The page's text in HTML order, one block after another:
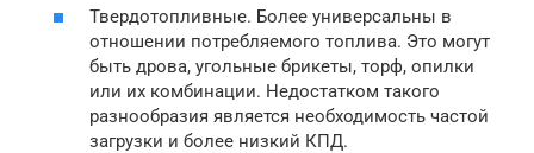
Твердотопливные. Более универсальны в
отношении потребляемого топлива. Это могут
быть дрова, угольные брикеты, торф, опилки
или их комбинации. Недостатком такого
разнообразия является необходимость частой
загрузки и более низкий КПД.